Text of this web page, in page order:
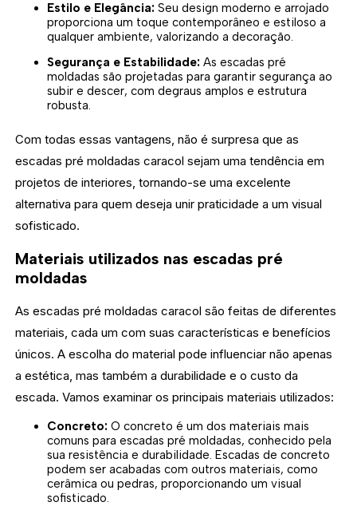
Estilo e Elegância: Seu design moderno e arrojado
proporciona um toque contemporâneo e estiloso a
qualquer ambiente, valorizando a decoração.
Segurança e Estabilidade: As escadas pré
moldadas são projetadas para garantir segurança ao
subir e descer, com degraus amplos e estrutura
robusta.
Com todas essas vantagens, não é surpresa que as
escadas pré moldadas caracol sejam uma tendência em
projetos de interiores, tornando-se uma excelente
alternativa para quem deseja unir praticidade a um visual
sofisticado.
Materiais utilizados nas escadas pré
moldadas
As escadas pré moldadas caracol são feitas de diferentes
materiais, cada um com suas características e benefícios
únicos. A escolha do material pode influenciar não apenas
a estética, mas também a durabilidade e o custo da
escada. Vamos examinar os principais materiais utilizados:
Concreto: O concreto é um dos materiais mais
comuns para escadas pré moldadas, conhecido pela
sua resistência e durabilidade. Escadas de concreto
podem ser acabadas com outros materiais, como
cerâmica ou pedras, proporcionando um visual
sofisticado.